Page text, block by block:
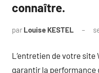
connaître.
par Louise KESTEL
L’entretien de votre
garantir la performance